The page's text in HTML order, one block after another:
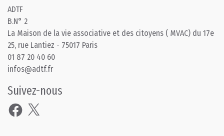
ADTF
B.N° 2
La Maison de la vie associative et des citoyens ( MVAC) du 17e
25, rue Lantiez - 75017 Paris
01 87 20 40 60
infos@adtf.fr
Suivez-nous
Facebook
X